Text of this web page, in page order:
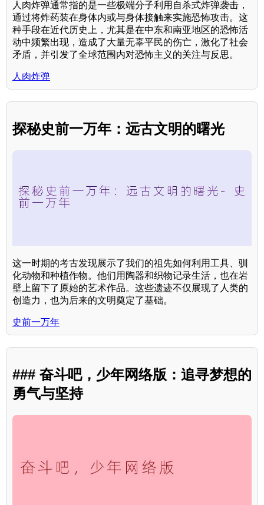
人肉炸弹通常指的是一些极端分子利用自杀式炸弹袭击，
通过将炸药装在身体内或与身体接触来实施恐怖攻击。这
种手段在近代历史上，尤其是在中东和南亚地区的恐怖活
动中频繁出现，造成了大量无辜平民的伤亡，激化了社会
矛盾，并引发了全球范围内对恐怖主义的关注与反思。
人肉炸弹
探秘史前一万年：远古文明的曙光
这一时期的考古发现展示了我们的祖先如何利用工具、驯
化动物和种植作物。他们用陶器和织物记录生活，也在岩
壁上留下了原始的艺术作品。这些遗迹不仅展现了人类的
创造力，也为后来的文明奠定了基础。
史前一万年
### 奋斗吧，少年网络版：追寻梦想的
勇气与坚持